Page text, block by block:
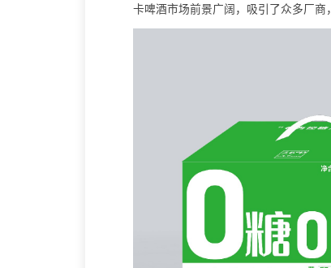
卡啤酒市场前景广阔，吸引了众多厂商